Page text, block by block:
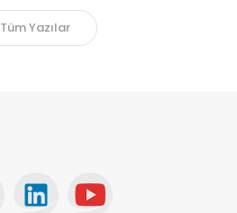
Tüm Yazılar